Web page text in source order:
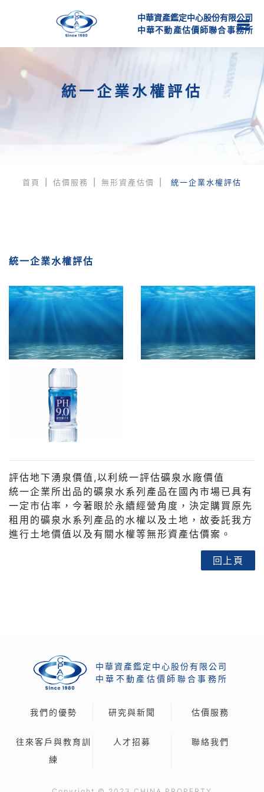
中華資產鑑定中心股份有限公司
中華不動產估價師聯合事務所
統一企業水權評估
首頁 估價服務 無形資產估價 統一企業水權評估
統一企業水權評估
評估地下湧泉價值,以利統一評估礦泉水廠價值
統一企業所出品的礦泉水系列產品在國內市場已具有
一定市佔率，今著眼於永續經營角度，決定購買原先
租用的礦泉水系列產品的水權以及土地，故委託我方
進行土地價值以及有關水權等無形資產估價案。
回上頁
中華資產鑑定中心股份有限公司
中 華 不動 產 估價 師 聯合事 務 所
我們的優勢 研究與新聞 估價服務
往來客戶與教育訓
練
人才招募 聯絡我們